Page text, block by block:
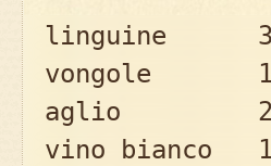
linguine
vongole 1
aglio 2
vino bianco